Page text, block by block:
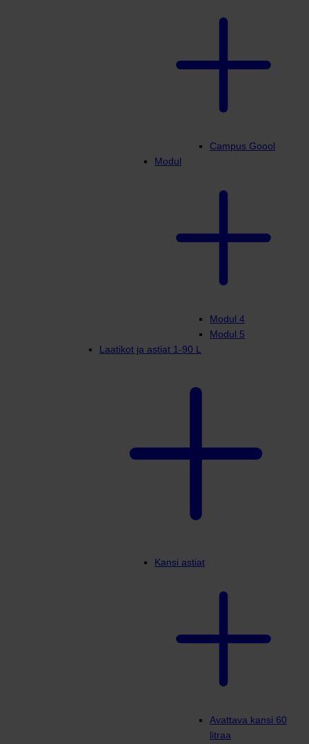
Campus Goool
Modul
Modul 4
Modul 5
Laatikot ja astiat 1-90 L
Kansi astiat
Avattava kansi 60
litraa